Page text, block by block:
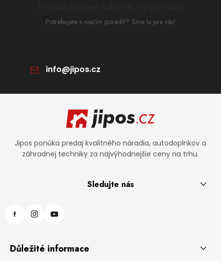
Potrebujete s niečím poradiť? Sme tu pre vás!
info@jipos.cz
Jipos ponúka predaj kvalitného náradia, autodoplnkov a
záhradnej techniky za najvýhodnejšie ceny na trhu.
Sledujte nás
Důležité informace